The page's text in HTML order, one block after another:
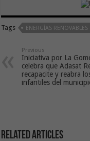
Tags ENERGÍAS RENOVABLES
Previous
Iniciativa por La
celebra que Adasat
recapacite y reabra
infantiles del
Related Articles